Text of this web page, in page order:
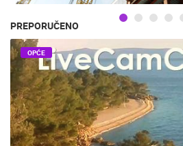
PREPORUČENO
OPĆE